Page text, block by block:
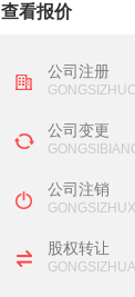
查看报价
公司注册
公司变更
公司注销
股权转让